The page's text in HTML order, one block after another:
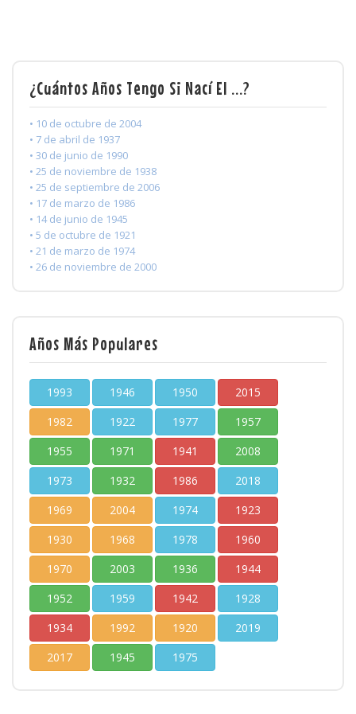
¿Cuántos Años Tengo Si Nací El ...?
• 10 de octubre de 2004
• 7 de abril de 1937
• 30 de junio de 1990
• 25 de noviembre de 1938
• 25 de septiembre de 2006
• 17 de marzo de 1986
• 14 de junio de 1945
• 5 de octubre de 1921
• 21 de marzo de 1974
• 26 de noviembre de 2000
Años Más Populares
1993 1946 1950
2015
1982
1922 1977
1957
1955
1971 1941
2008
1973
1932 1986
2018
1969
2004 1974
1923
1930
1968 1978
1960
1970
2003 1936
1944
1952
1959 1942
1928
1934
1992 1920
2019
2017
1945 1975